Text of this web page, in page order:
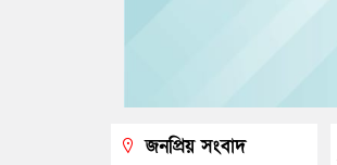
জনপ্রিয় সংবাদ